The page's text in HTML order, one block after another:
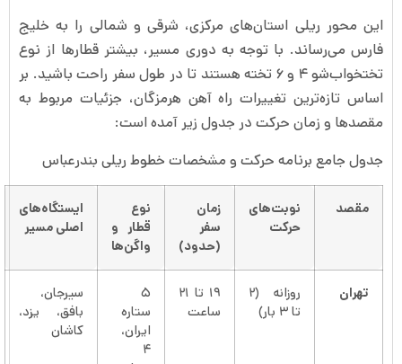
این محور ریلی استان‌های مرکزی، شرقی و شمالی را به خلیج
فارس می‌رساند. با توجه به دوری مسیر، بیشتر قطارها از نوع
تختخواب‌شو ۴ و ۶ تخته هستند تا در طول سفر راحت باشید. بر
اساس تازه‌ترین تغییرات راه آهن هرمزگان، جزئیات مربوط به
مقصدها و زمان حرکت در جدول زیر آمده است:
جدول جامع برنامه حرکت و مشخصات خطوط ریلی بندرعباس
مقصد
نوبت‌های
حرکت
زمان
سفر
(حدود)
نوع
قطار و
واگن‌ها
ایستگاه‌های
اصلی مسیر
تهران
روزانه (۲
تا ۳ بار)
۱۹ تا ۲۱
ساعت
۵
ستاره
ایران،
۴
سیرجان،
بافق، یزد،
کاشان